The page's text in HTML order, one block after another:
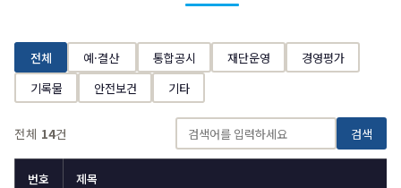
전체 예·결산 통합공시 재단운영
경영평가
기록물
안전보건 기타
전체 14건 검색
번호 제목